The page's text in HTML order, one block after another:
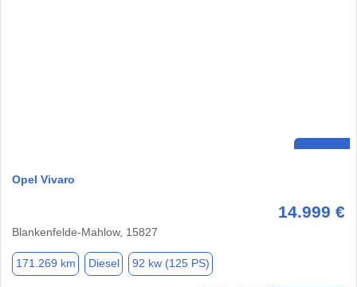
Opel Vivaro
14.999 €
Blankenfelde-Mahlow, 15827
171.269 km Diesel 92 kw (125 PS)